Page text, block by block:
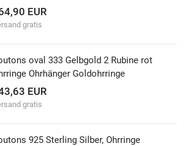
EUR
gratis
oval 333 Gelbgold 2 Rubine rot
Ohrhänger Goldohrringe
EUR
gratis
925 Sterling Silber, Ohrringe